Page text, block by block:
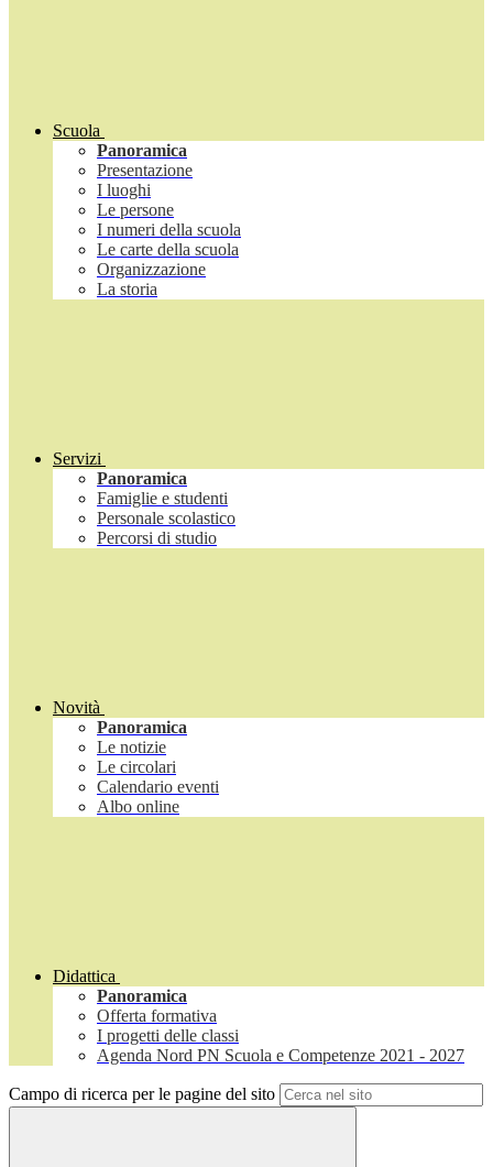
Scuola
Panoramica
Presentazione
I luoghi
Le persone
I numeri della scuola
Le carte della scuola
Organizzazione
La storia
Servizi
Panoramica
Famiglie e studenti
Personale scolastico
Percorsi di studio
Novità
Panoramica
Le notizie
Le circolari
Calendario eventi
Albo online
Didattica
Panoramica
Offerta formativa
I progetti delle classi
Agenda Nord PN Scuola e Competenze 2021 - 2027
Campo di ricerca per le pagine del sito